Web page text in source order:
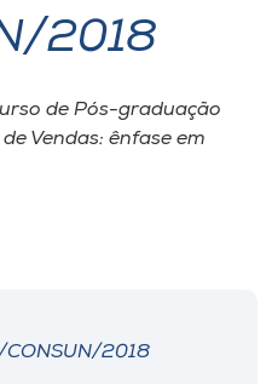
2018
de Pós-graduação
Vendas: ênfase em
CONSUN/2018